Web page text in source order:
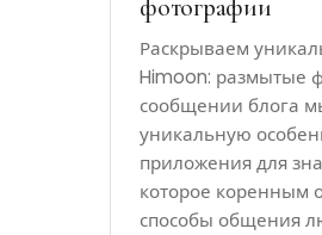
фотографии
Раскрываем
Himoon: размытые
сообщении блога
уникальную
приложения для
которое коренным
способы общения